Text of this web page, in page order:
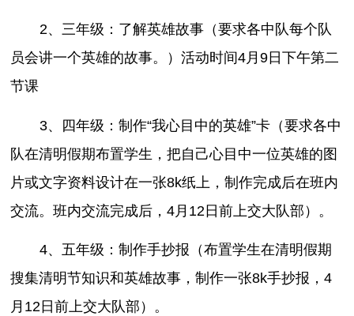
2、三年级：了解英雄故事（要求各中队每个队
员会讲一个英雄的故事。）活动时间4月9日下午第二
节课
3、四年级：制作“我心目中的英雄”卡（要求各中
队在清明假期布置学生，把自己心目中一位英雄的图
片或文字资料设计在一张8k纸上，制作完成后在班内
交流。班内交流完成后，4月12日前上交大队部）。
4、五年级：制作手抄报（布置学生在清明假期
搜集清明节知识和英雄故事，制作一张8k手抄报，4
月12日前上交大队部）。